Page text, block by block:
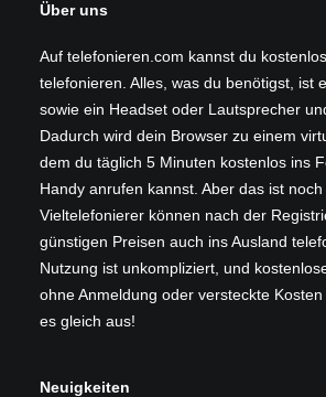
Über uns
Auf telefonieren.com kannst du
telefonieren. Alles, was du benötigst, ist
sowie ein Headset oder Lautsprecher
Dadurch wird dein Browser zu einem
dem du täglich 5 Minuten kostenlos ins
Handy anrufen kannst. Aber das ist
Vieltelefonierer können nach der
günstigen Preisen auch ins Ausland
Nutzung ist unkompliziert, und
ohne Anmeldung oder versteckte
es gleich aus!
Neuigkeiten